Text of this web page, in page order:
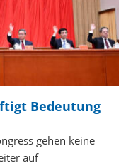
Bedeutung
gehen keine
auf